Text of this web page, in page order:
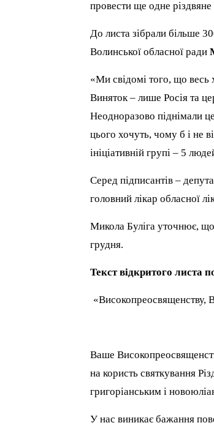
провести ще одне
До листа зібрали більше
Волинської обласної ради
«Ми свідомі того, що весь
Виняток – лише Росія та
Неодноразово піднімали
цього хочуть, чому б і не
ініціативній групі – 5
Серед підписантів –
головний лікар обласної
Микола Буліга уточнює,
грудня.
Текст відкритого листа
Ваше
на користь святкування
григоріанським і
У нас виникає бажання